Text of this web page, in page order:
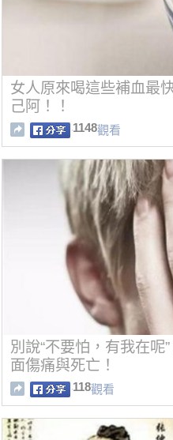
女人原來喝這些補血最
己阿！！
1148觀看
別說“不要怕，有我在呢
面傷痛與死亡！
118觀看